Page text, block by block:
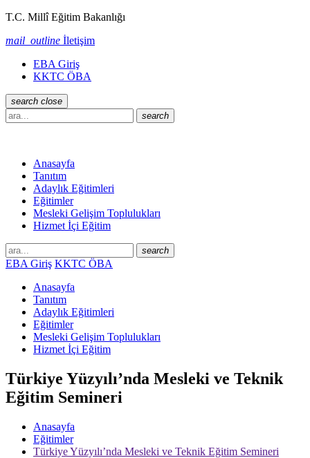
T.C. Millî Eğitim Bakanlığı
mail_outline İletişim
EBA Giriş
KKTC ÖBA
search close
search
Anasayfa
Tanıtım
Adaylık Eğitimleri
Eğitimler
Mesleki Gelişim Toplulukları
Hizmet İçi Eğitim
search
EBA Giriş KKTC ÖBA
Anasayfa
Tanıtım
Adaylık Eğitimleri
Eğitimler
Mesleki Gelişim Toplulukları
Hizmet İçi Eğitim
Türkiye Yüzyılı’nda Mesleki ve Teknik
Eğitim Semineri
Anasayfa
Eğitimler
Türkiye Yüzyılı’nda Mesleki ve Teknik Eğitim Semineri